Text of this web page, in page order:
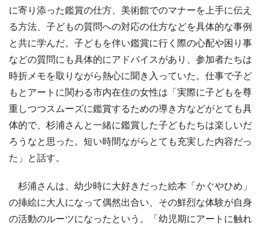
に寄り添った鑑賞の仕方、美術館でのマナーを上手に伝え
る方法、子どもの質問への対応の仕方などを具体的な事例
と共に学んだ。子どもを伴い鑑賞に行く際の心配や困り事
などの質問にも具体的にアドバイスがあり、参加者たちは
時折メモを取りながら熱心に聞き入っていた。仕事で子ど
もとアートに関わる市内在住の女性は「実際に子どもを尊
重しつつスムーズに鑑賞するための導き方などがとても具
体的で、杉浦さんと一緒に鑑賞した子どもたちは楽しいだ
ろうなと思った。短い時間ながらとても充実した内容だっ
た」と話す。
杉浦さんは、幼少時に大好きだった絵本「かぐやひめ」
の挿絵に大人になって偶然出合い、その鮮烈な体験が自身
の活動のルーツになったという。「幼児期にアートに触れ